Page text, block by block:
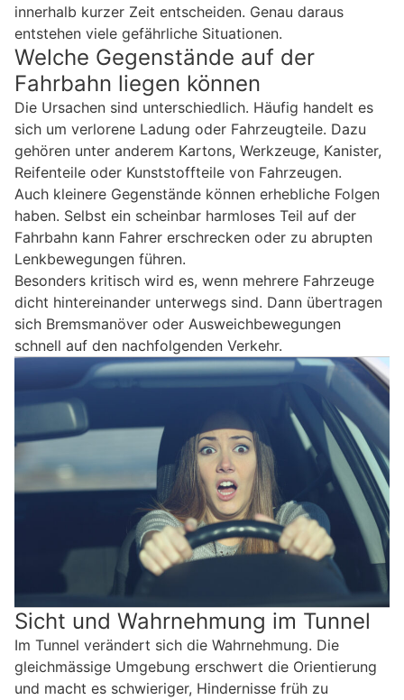
innerhalb kurzer Zeit entscheiden. Genau daraus
entstehen viele gefährliche Situationen.
Welche Gegenstände auf der
Fahrbahn liegen können
Die Ursachen sind unterschiedlich. Häufig handelt es
sich um verlorene Ladung oder Fahrzeugteile. Dazu
gehören unter anderem Kartons, Werkzeuge, Kanister,
Reifenteile oder Kunststoffteile von Fahrzeugen.
Auch kleinere Gegenstände können erhebliche Folgen
haben. Selbst ein scheinbar harmloses Teil auf der
Fahrbahn kann Fahrer erschrecken oder zu abrupten
Lenkbewegungen führen.
Besonders kritisch wird es, wenn mehrere Fahrzeuge
dicht hintereinander unterwegs sind. Dann übertragen
sich Bremsmanöver oder Ausweichbewegungen
schnell auf den nachfolgenden Verkehr.
Sicht und Wahrnehmung im Tunnel
Im Tunnel verändert sich die Wahrnehmung. Die
gleichmässige Umgebung erschwert die Orientierung
und macht es schwieriger, Hindernisse früh zu